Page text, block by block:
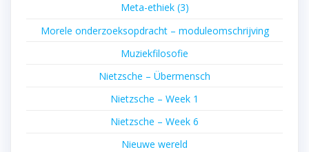
Meta-ethiek (3)
Morele onderzoeksopdracht – moduleomschrijving
Muziekfilosofie
Nietzsche – Übermensch
Nietzsche – Week 1
Nietzsche – Week 6
Nieuwe wereld